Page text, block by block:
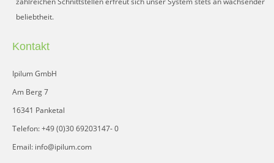
beliebtheit.
Kontakt
Ipilum GmbH
Am Berg 7
16341 Panketal
Telefon: +49 (0)30 69203147- 0
Email: info@ipilum.com